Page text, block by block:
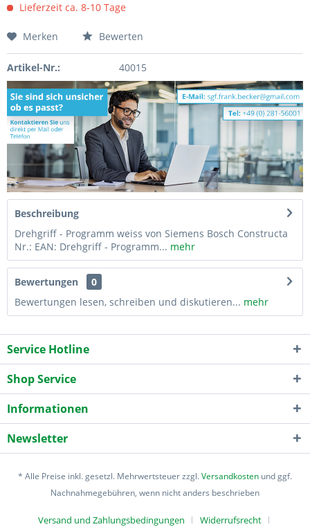
Lieferzeit ca. 8-10 Tage
Merken Bewerten
Artikel-Nr.: 40015
Beschreibung
Drehgriff - Programm weiss von Siemens Bosch Constructa
Nr.: EAN: Drehgriff - Programm... mehr
Bewertungen
0
Bewertungen lesen, schreiben und diskutieren... mehr
Service Hotline
Shop Service
Informationen
Newsletter
* Alle Preise inkl. gesetzl. Mehrwertsteuer zzgl.Versandkosten und ggf.
Nachnahmegebühren, wenn nicht anders beschrieben
Versand und Zahlungsbedingungen Widerrufsrecht